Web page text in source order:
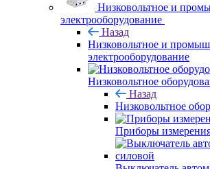
Низковольтное и
электрооборудование
Назад
Низковольтное и
электрооборудование
Низковольтное
Назад
Низковольтное
Приборы